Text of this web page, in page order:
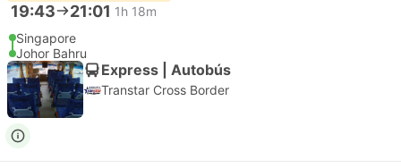
19:43 21:01 1h 18m
Singapore
Johor Bahru
Express | Autobús
Transtar Cross Border